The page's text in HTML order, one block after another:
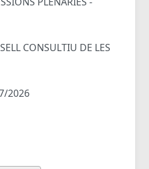
CONSULTIU DE LES
2026